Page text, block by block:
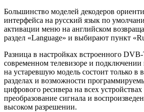
Большинство моделей декодеров
интерфейса на русский язык по
активации меню на английском
раздел «Lаnguagе» и выбирают пункт
Разница в настройках встроенного
современном телевизоре и подключении
на устаревшую модель состоит только в
разделах и возможности
цифрового ресивера на всех устройствах
преобразование сигнала и
высоком разрешении.